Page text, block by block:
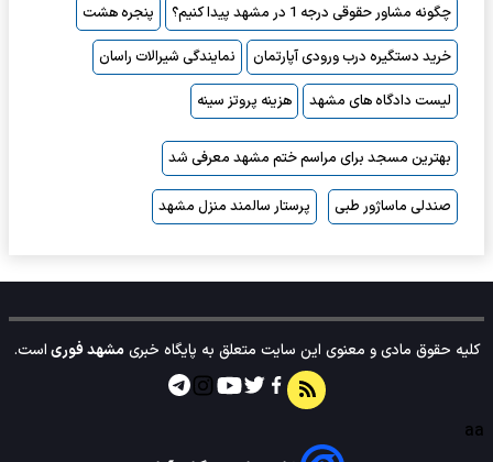
چگونه مشاور حقوقی درجه 1 در مشهد پیدا کنیم؟
پنجره هشت
خرید دستگیره درب ورودی آپارتمان
نمایندگی شیرالات راسان
لیست دادگاه های مشهد
هزینه پروتز سینه
بهترین مسجد برای مراسم ختم مشهد معرفی شد
صندلی ماساژور طبی پرستار سالمند منزل مشهد
کلیه حقوق مادی و معنوی این سایت متعلق به پایگاه خبریمشهد فوریاست.
aa